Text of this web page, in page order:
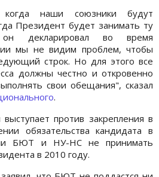
наши союзники будут
Президент будет занимать ту
декларировал во время
мы не видим проблем, чтобы
строк. Но для этого все
должны честно и откровенно
свои обещания", сказал
.
против закрепления в
обязательства кандидата в
БЮТ и НУ-НС не принимать
в 2010 году.